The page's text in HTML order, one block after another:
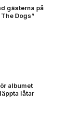
gästerna på
Dogs”
albumet
låtar